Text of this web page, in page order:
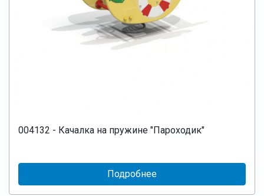
004132 - Качалка на пружине "Пароходик"
Подробнее